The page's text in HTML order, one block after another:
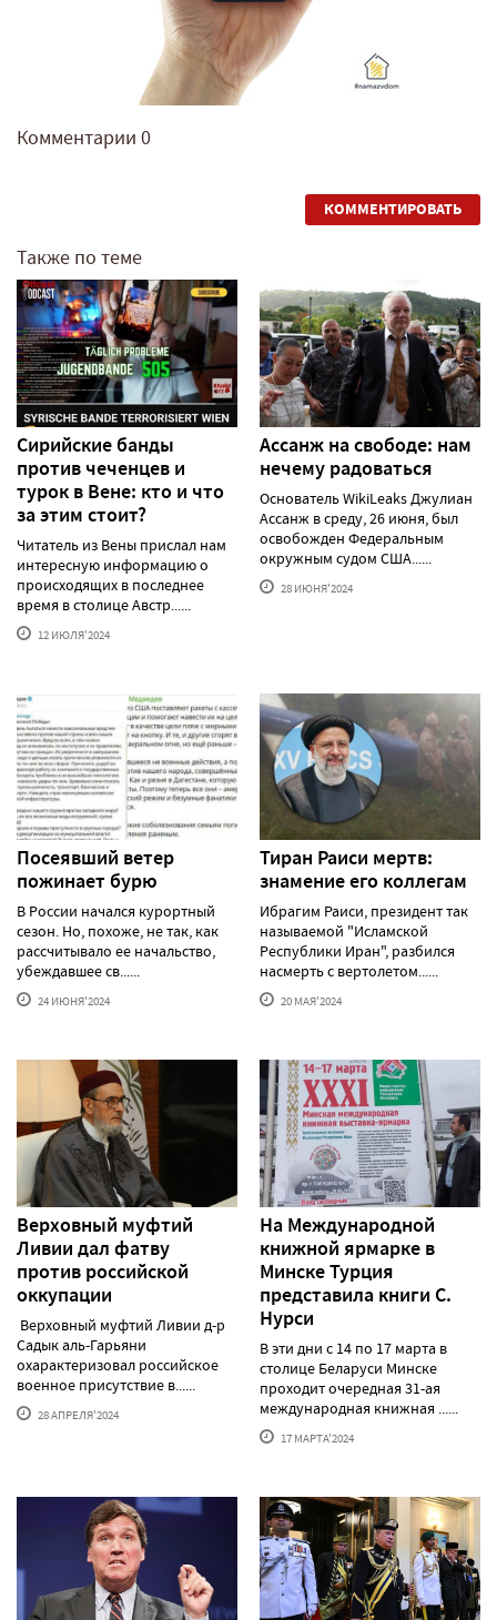
Комментарии 0
КОММЕНТИРОВАТЬ
Также по теме
Сирийские банды
против чеченцев и
турок в Вене: кто и что
за этим стоит?
Читатель из Вены прислал нам
интересную информацию о
происходящих в последнее
время в столице Австр......
12 ИЮЛЯ'2024
Ассанж на свободе: нам
нечему радоваться
Основатель WikiLeaks Джулиан
Ассанж в среду, 26 июня, был
освобожден Федеральным
окружным судом США......
28 ИЮНЯ'2024
Посеявший ветер
пожинает бурю
В России начался курортный
сезон. Но, похоже, не так, как
рассчитывало ее начальство,
убеждавшее св......
24 ИЮНЯ'2024
Тиран Раиси мертв:
знамение его коллегам
Ибрагим Раиси, президент так
называемой "Исламской
Республики Иран", разбился
насмерть с вертолетом......
20 МАЯ'2024
Верховный муфтий
Ливии дал фатву
против российской
оккупации
Верховный муфтий Ливии д-р
Садык аль-Гарьяни
охарактеризовал российское
военное присутствие в......
28 АПРЕЛЯ'2024
На Международной
книжной ярмарке в
Минске Турция
представила книги С.
Нурси
В эти дни с 14 по 17 марта в
столице Беларуси Минске
проходит очередная 31-ая
международная книжная ......
17 МАРТА'2024